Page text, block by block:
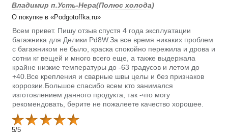
Владимир п.Усть-Нера(Полюс холода)
О покупке в «Podgotoffka.ru»
Всем привет. Пишу отзыв спустя 4 года эксплуатации
багажника для Делики Pd8W.За все время никаких проблем
с багажником не было, краска спокойно пережила и дрова и
сотни кг вещей и много всего еще, а также выдержала
крайне низкие температуры до -63 градусов и летом до
+40.Все крепления и сварные швы целы и без признаков
коррозии.Большое спасибо всем кто занимался
изготовлением данного продукта, так -что могу
рекомендовать, берите не пожалеете качество хорошее.
5/5